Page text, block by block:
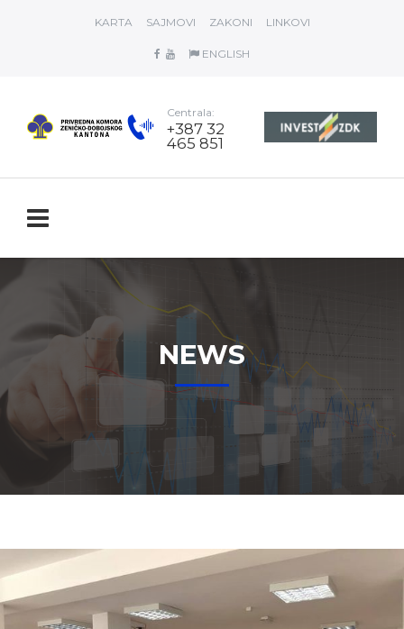
KARTA SAJMOVI ZAKONI LINKOVI
ENGLISH
Centrala:
+387 32
465 851
NEWS